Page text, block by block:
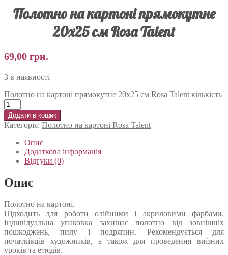
Полотно на картоні прямокутне
20х25 см Rosa Talent
69,00 грн.
3 в наявності
Полотно на картоні прямокутне 20х25 см Rosa Talent кількість
Додати в кошик
Категорія: Полотно на картоні Rosa Talent
Опис
Додаткова інформація
Відгуки (0)
Опис
Полотно на картоні.
Підходить для роботи олійними і акриловими фарбами.
Індивідуальна упаковка захищає полотно від зовнішніх
пошкоджень, пилу і подряпин. Рекомендується для
початківців художників, а також для проведення виїзних
уроків та етюдів.